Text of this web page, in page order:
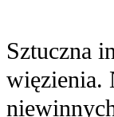
Sztuczna
więzienia.